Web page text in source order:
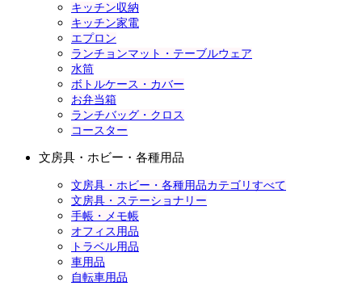
キッチン収納
キッチン家電
エプロン
ランチョンマット・テーブルウェア
水筒
ボトルケース・カバー
お弁当箱
ランチバッグ・クロス
コースター
文房具・ホビー・各種用品
文房具・ホビー・各種用品カテゴリすべて
文房具・ステーショナリー
手帳・メモ帳
オフィス用品
トラベル用品
車用品
自転車用品